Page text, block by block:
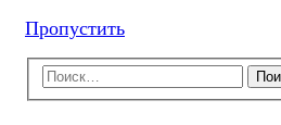
Пропустить